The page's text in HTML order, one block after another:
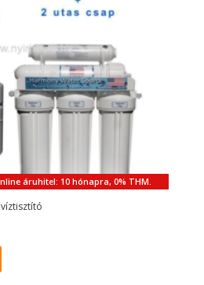
áruhitel: 10 hónapra, 0% THM.
víztisztító